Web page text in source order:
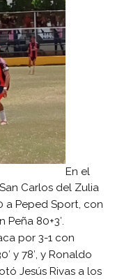
En el
Carlos del Zulia
a Peped Sport, con
80+3′.
por 3-1 con
y 78′, y Ronaldo
Jesús Rivas a los